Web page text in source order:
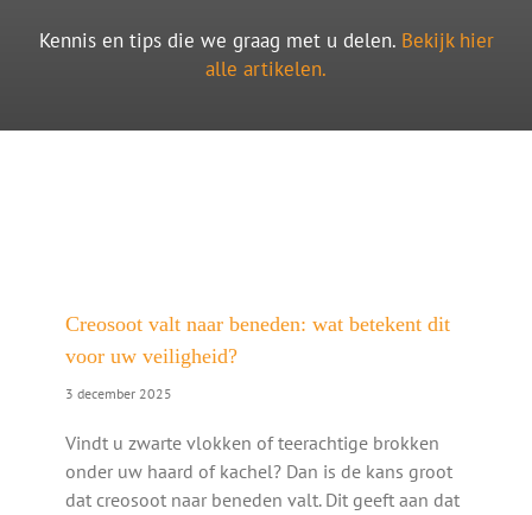
Kennis en tips die we graag met u delen. Bekijk hier
alle artikelen.
Creosoot valt naar beneden: wat betekent dit
voor uw veiligheid?
3 december 2025
Vindt u zwarte vlokken of teerachtige brokken
onder uw haard of kachel? Dan is de kans groot
dat creosoot naar beneden valt. Dit geeft aan dat